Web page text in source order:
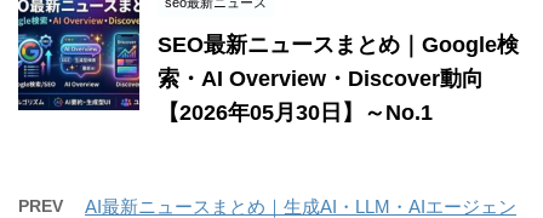
SEO最新ニュースまとめ｜Google検
索・AI Overview・Discover動向
【2026年05月30日】～No.1
PREV
AI最新ニュースまとめ｜生成AI・LLM・AIエージェン